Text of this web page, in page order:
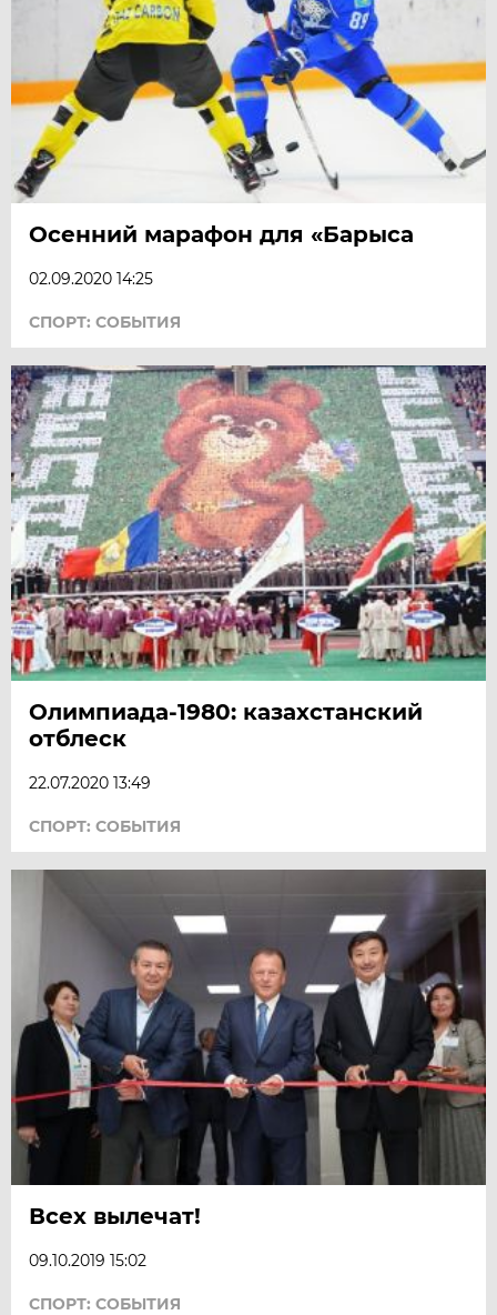
Осенний марафон для «Барыса
02.09.2020 14:25
СПОРТ: СОБЫТИЯ
Олимпиада-1980: казахстанский
отблеск
22.07.2020 13:49
СПОРТ: СОБЫТИЯ
Всех вылечат!
09.10.2019 15:02
СПОРТ: СОБЫТИЯ